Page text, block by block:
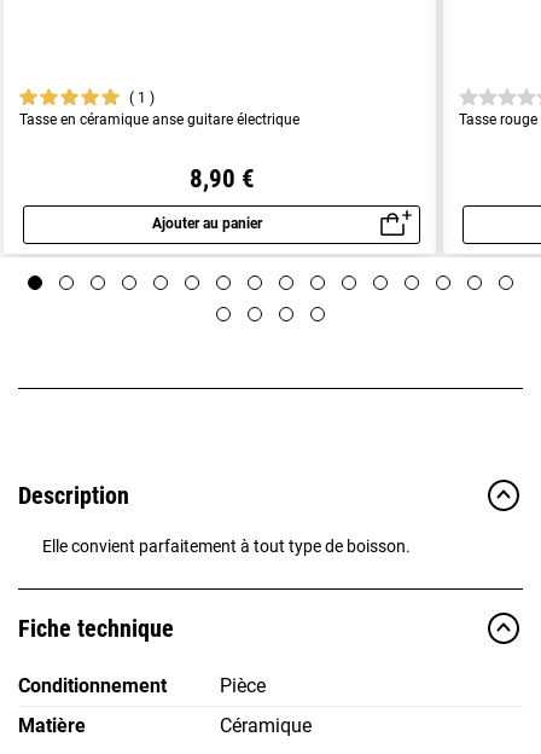
1
Tasse en céramique anse guitare électrique
8,90 €
Ajouter au panier
Aperçu rapide
Tasse
Description
Elle convient parfaitement à tout type de boisson.
Fiche technique
Conditionnement
Pièce
Matière
Céramique